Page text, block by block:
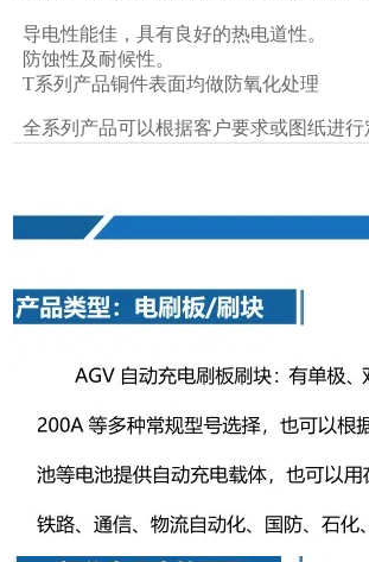
导电性能佳，具有良好的热电道性。
防蚀性及耐候性。
T系列产品铜件表面均做防氧化处理
全系列产品可以根据客户要求或图纸进行